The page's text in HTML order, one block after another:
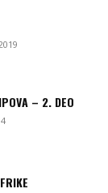
– 2. DEO